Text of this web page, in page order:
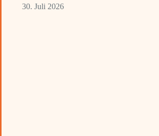
30. Juli 2026